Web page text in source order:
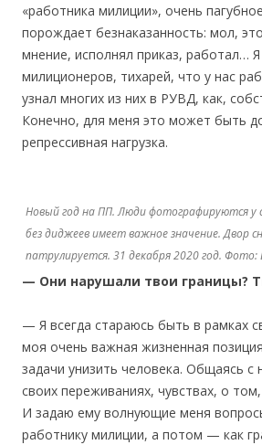
«работника милиции», очень
порождает безнаказанность: мол,
мнение, исполнял приказ, работал…
милиционеров, тихарей, что у нас
узнал многих из них в РУВД, как,
Конечно, для меня это может быть
репрессивная нагрузка.
Новый год на ПП. Люди фотографируются
без диджеев имеет важное значение. Двор
патрулируется. 31 декабря 2020 год. Фото:
— Они нарушали твои границы?
— Я всегда стараюсь быть в рамках
моя очень важная жизненная
задачи унизить человека. Общаясь с
своих переживаниях, чувствах, о
И задаю ему волнующие меня
работнику милиции, а потом — как